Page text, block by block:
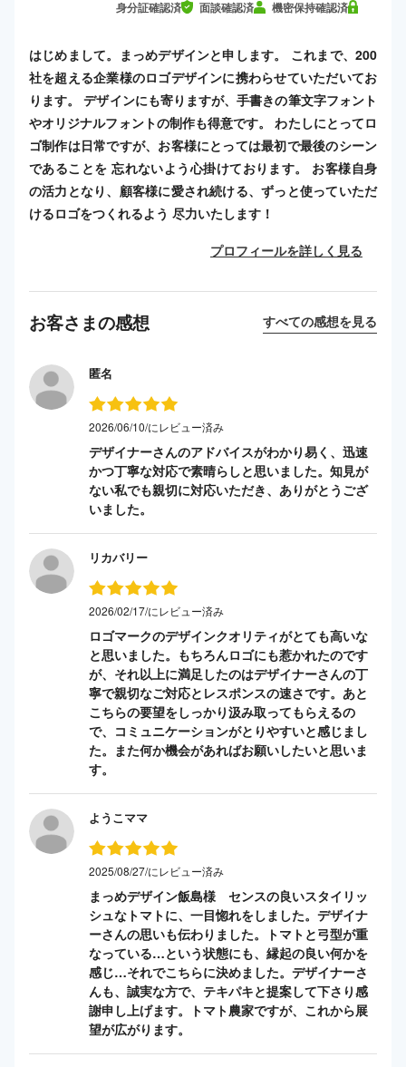
身分証確認済 面談確認済 機密保持確認済
はじめまして。まっめデザインと申します。 これまで、200
社を超える企業様のロゴデザインに携わらせていただいてお
ります。 デザインにも寄りますが、手書きの筆文字フォント
やオリジナルフォントの制作も得意です。 わたしにとってロ
ゴ制作は日常ですが、お客様にとっては最初で最後のシーン
であることを 忘れないよう心掛けております。 お客様自身
の活力となり、顧客様に愛され続ける、ずっと使っていただ
けるロゴをつくれるよう 尽力いたします！
プロフィールを詳しく見る
お客さまの感想 すべての感想を見る
匿名
2026/06/10/にレビュー済み
デザイナーさんのアドバイスがわかり易く、迅速
かつ丁寧な対応で素晴らしと思いました。知見が
ない私でも親切に対応いただき、ありがとうござ
いました。
リカバリー
2026/02/17/にレビュー済み
ロゴマークのデザインクオリティがとても高いな
と思いました。もちろんロゴにも惹かれたのです
が、それ以上に満足したのはデザイナーさんの丁
寧で親切なご対応とレスポンスの速さです。あと
こちらの要望をしっかり汲み取ってもらえるの
で、コミュニケーションがとりやすいと感じまし
た。また何か機会があればお願いしたいと思いま
す。
ようこママ
2025/08/27/にレビュー済み
まっめデザイン飯島様 センスの良いスタイリッ
シュなトマトに、一目惚れをしました。デザイナ
ーさんの思いも伝わりました。トマトと弓型が重
なっている…という状態にも、縁起の良い何かを
感じ…それでこちらに決めました。デザイナーさ
んも、誠実な方で、テキパキと提案して下さり感
謝申し上げます。トマト農家ですが、これから展
望が広がります。